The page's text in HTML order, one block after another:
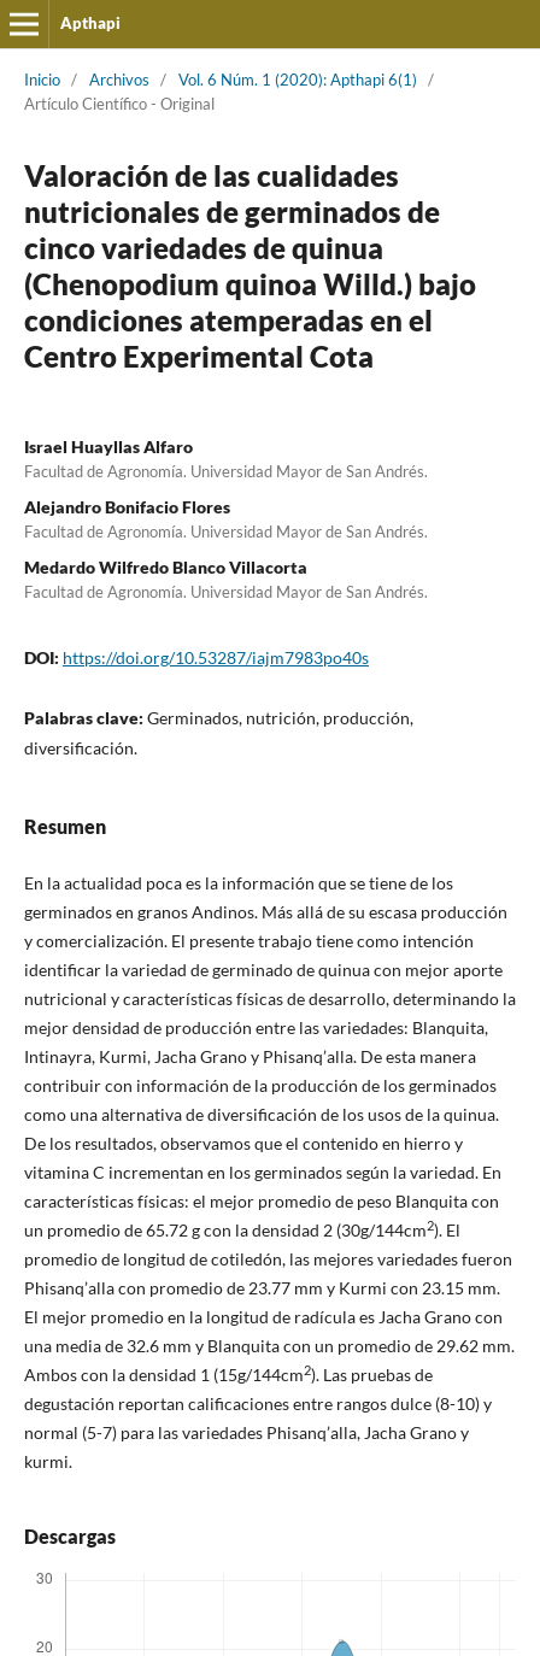
Apthapi
Inicio / Archivos / Vol. 6 Núm. 1 (2020): Apthapi 6(1)
/
Artículo Cientí­fico - Original
Valoración de las cualidades
nutricionales de germinados de
cinco variedades de quinua
(Chenopodium quinoa Willd.) bajo
condiciones atemperadas en el
Centro Experimental Cota
Israel Huayllas Alfaro
Facultad de Agronomía. Universidad Mayor de San Andrés.
Alejandro Bonifacio Flores
Facultad de Agronomía. Universidad Mayor de San Andrés.
Medardo Wilfredo Blanco Villacorta
Facultad de Agronomía. Universidad Mayor de San Andrés.
DOI: https://doi.org/10.53287/iajm7983po40s
Palabras clave: Germinados, nutrición, producción,
diversificación.
Resumen
En la actualidad poca es la información que se tiene de los
germinados en granos Andinos. Más allá de su escasa producción
y comercialización. El presente trabajo tiene como intención
identificar la variedad de germinado de quinua con mejor aporte
nutricional y características físicas de desarrollo, determinando la
mejor densidad de producción entre las variedades: Blanquita,
Intinayra, Kurmi, Jacha Grano y Phisanq’alla. De esta manera
contribuir con información de la producción de los germinados
como una alternativa de diversificación de los usos de la quinua.
De los resultados, observamos que el contenido en hierro y
vitamina C incrementan en los germinados según la variedad. En
características físicas: el mejor promedio de peso Blanquita con
un promedio de 65.72 g con la densidad 2 (30g/144cm2). El
promedio de longitud de cotiledón, las mejores variedades fueron
Phisanq’alla con promedio de 23.77 mm y Kurmi con 23.15 mm.
El mejor promedio en la longitud de radícula es Jacha Grano con
una media de 32.6 mm y Blanquita con un promedio de 29.62 mm.
Ambos con la densidad 1 (15g/144cm2). Las pruebas de
degustación reportan calificaciones entre rangos dulce (8-10) y
normal (5-7) para las variedades Phisanq’alla, Jacha Grano y
kurmi.
Descargas